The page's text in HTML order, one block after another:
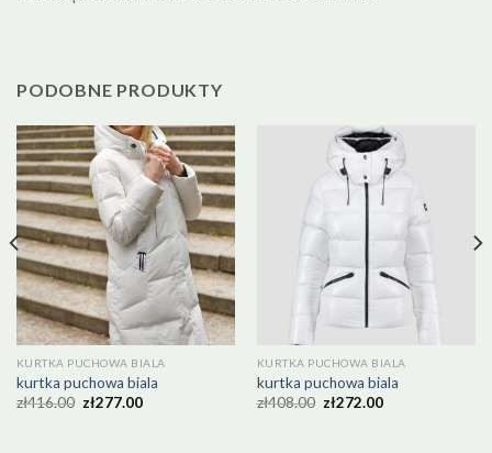
PODOBNE PRODUKTY
KURTKA PUCHOWA BIALA
kurtka puchowa biala
zł416.00 zł277.00
KURTKA PUCHOWA BIALA
kurtka puchowa biala
zł408.00 zł272.00